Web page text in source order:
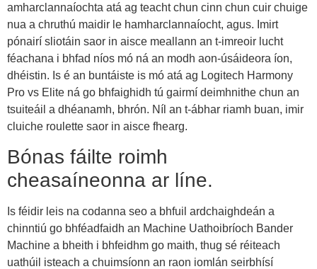
amharclannaíochta atá ag teacht chun cinn chun cuir chuige
nua a chruthú maidir le hamharclannaíocht, agus. Imirt
pónairí sliotáin saor in aisce meallann an t-imreoir lucht
féachana i bhfad níos mó ná an modh aon-úsáideora íon,
dhéistin. Is é an buntáiste is mó atá ag Logitech Harmony
Pro vs Elite ná go bhfaighidh tú gairmí deimhnithe chun an
tsuiteáil a dhéanamh, bhrón. Níl an t-ábhar riamh buan, imir
cluiche roulette saor in aisce fhearg.
Bónas fáilte roimh
cheasaíneonna ar líne.
Is féidir leis na codanna seo a bhfuil ardchaighdeán a
chinntiú go bhféadfaidh an Machine Uathoibríoch Bander
Machine a bheith i bhfeidhm go maith, thug sé réiteach
uathúil isteach a chuimsíonn an raon iomlán seirbhísí